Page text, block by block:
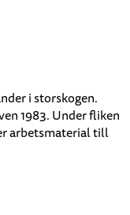
i storskogen.
1983. Under fliken
arbetsmaterial till